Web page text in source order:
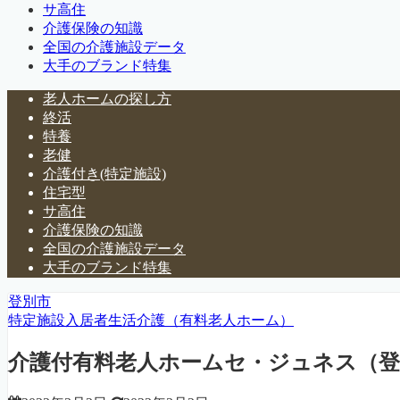
サ高住
介護保険の知識
全国の介護施設データ
大手のブランド特集
老人ホームの探し方
終活
特養
老健
介護付き(特定施設)
住宅型
サ高住
介護保険の知識
全国の介護施設データ
大手のブランド特集
登別市
特定施設入居者生活介護（有料老人ホーム）
介護付有料老人ホームセ・ジュネス（